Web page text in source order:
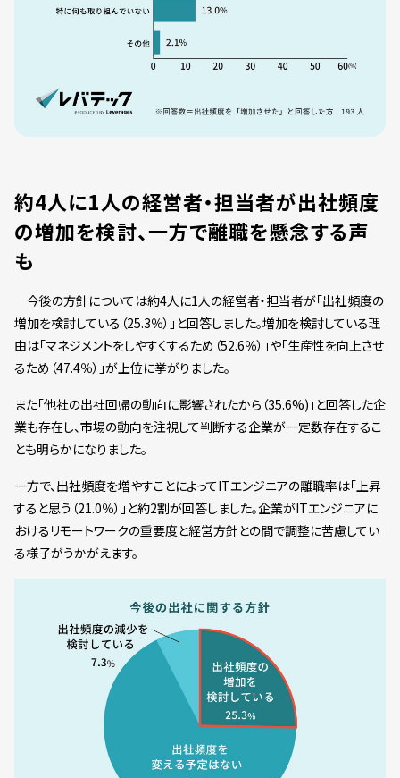
約4人に1人の経営者・担当者が出社頻度
の増加を検討、一方で離職を懸念する声
も
今後の方針については約4人に1人の経営者・担当者が「出社頻度の
増加を検討している（25.3％）」と回答しました。増加を検討している理
由は「マネジメントをしやすくするため（52.6％）」や「生産性を向上させ
るため（47.4％）」が上位に挙がりました。
また「他社の出社回帰の動向に影響されたから（35.6%)」と回答した企
業も存在し、市場の動向を注視して判断する企業が一定数存在するこ
とも明らかになりました。
一方で、出社頻度を増やすことによってITエンジニアの離職率は「上昇
すると思う（21.0％）」と約2割が回答しました。企業がITエンジニアに
おけるリモートワークの重要度と経営方針との間で調整に苦慮してい
る様子がうかがえます。